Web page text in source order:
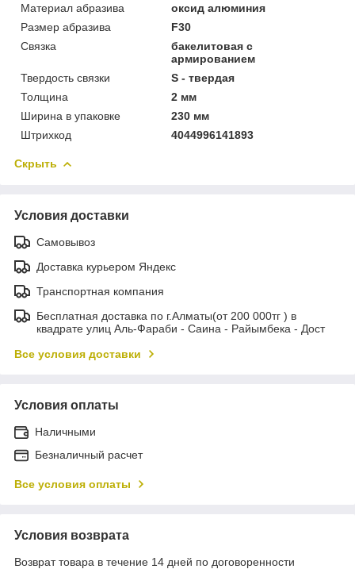
Материал абразива
оксид алюминия
Размер абразива
F30
Связка
бакелитовая с
армированием
Твердость связки
S - твердая
Толщина
2 мм
Ширина в упаковке
230 мм
Штрихкод
4044996141893
Скрыть
Условия доставки
Самовывоз
Доставка курьером Яндекс
Транспортная компания
Бесплатная доставка по г.Алматы(от 200 000тг ) в
квадрате улиц Аль-Фараби - Саина - Райымбека - Дост
Все условия доставки
Условия оплаты
Наличными
Безналичный расчет
Все условия оплаты
Условия возврата
Возврат товара в течение 14 дней по договоренности